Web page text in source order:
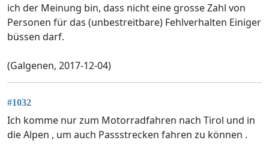
ich der Meinung bin, dass nicht eine grosse Zahl von
Personen für das (unbestreitbare) Fehlverhalten Einiger
büssen darf.
(Galgenen, 2017-12-04)
#1032
Ich komme nur zum Motorradfahren nach Tirol und in
die Alpen , um auch Passstrecken fahren zu können .